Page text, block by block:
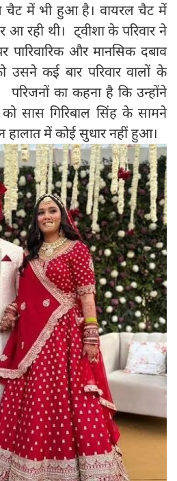
चैट में भी हुआ है। वायरल चैट में
आ रही थी। ट्वीशा के परिवार ने
और मानसिक दबाव
उसने कई बार परिवार वालों के
का कहना है कि उन्होंने
सास गिरिबाल सिंह के सामने
हालात में कोई सुधार नहीं हुआ।